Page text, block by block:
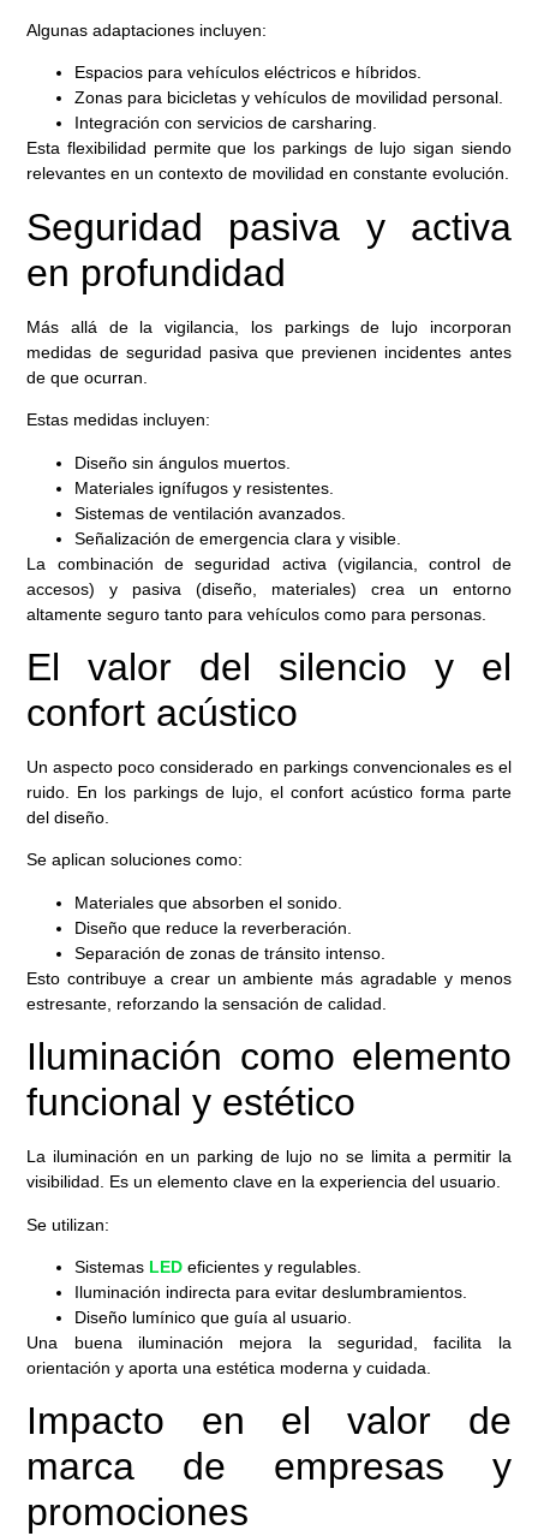
Algunas adaptaciones incluyen:
Espacios para vehículos eléctricos e híbridos.
Zonas para bicicletas y vehículos de movilidad personal.
Integración con servicios de carsharing.
Esta flexibilidad permite que los parkings de lujo sigan siendo
relevantes en un contexto de movilidad en constante evolución.
Seguridad pasiva y activa
en profundidad
Más allá de la vigilancia, los parkings de lujo incorporan
medidas de seguridad pasiva que previenen incidentes antes
de que ocurran.
Estas medidas incluyen:
Diseño sin ángulos muertos.
Materiales ignífugos y resistentes.
Sistemas de ventilación avanzados.
Señalización de emergencia clara y visible.
La combinación de seguridad activa (vigilancia, control de
accesos) y pasiva (diseño, materiales) crea un entorno
altamente seguro tanto para vehículos como para personas.
El valor del silencio y el
confort acústico
Un aspecto poco considerado en parkings convencionales es el
ruido. En los parkings de lujo, el confort acústico forma parte
del diseño.
Se aplican soluciones como:
Materiales que absorben el sonido.
Diseño que reduce la reverberación.
Separación de zonas de tránsito intenso.
Esto contribuye a crear un ambiente más agradable y menos
estresante, reforzando la sensación de calidad.
Iluminación como elemento
funcional y estético
La iluminación en un parking de lujo no se limita a permitir la
visibilidad. Es un elemento clave en la experiencia del usuario.
Se utilizan:
Sistemas LED eficientes y regulables.
Iluminación indirecta para evitar deslumbramientos.
Diseño lumínico que guía al usuario.
Una buena iluminación mejora la seguridad, facilita la
orientación y aporta una estética moderna y cuidada.
Impacto en el valor de
marca de empresas y
promociones